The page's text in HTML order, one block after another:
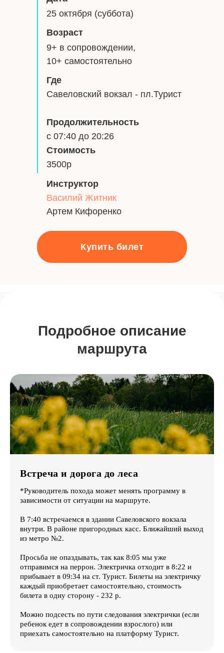
Купить билет
Стоимость
Продолжительность
3500р
Где
с 07:40 до 20:26
Возраст
Савеловский вокзал - пл.Турист
9+ в сопровождении,
10+ самостоятельно
25 октября (суббота)
Инструктор
Василий Житник
Артем Кифоренко
Подробное описание
маршрута
Встреча и дорога до леса
*Руководитель похода может менять программу в
зависимости от ситуации на маршруте.
В 7:40 встречаемся в здании Савеловского вокзала
внутри. В районе пригородных касс. Ближайший выход
из метро №2.
Просьба не опаздывать, так как 8:05 мы уже
отправимся на перрон. Электричка отходит в 8:22 и
прибывает в 09:34 на ст. Турист. Билеты на электричку
каждый приобретает самостоятельно, стоимость
билета в одну сторону - 232 р.
Можно подсесть по пути следования электрички (если
ребенок едет в сопровождении взрослого) или
приехать самостоятельно на платформу Турист.